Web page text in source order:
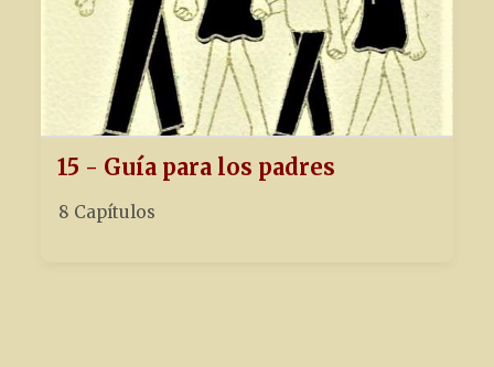
15 - Guía para los padres
8 Capítulos